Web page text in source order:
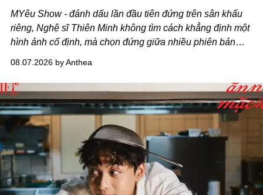
MYêu Show - đánh dấu lần đầu tiên đứng trên sân khấu
riêng, Nghệ sĩ Thiên Minh không tìm cách khẳng định một
hình ảnh cố định, mà chọn đứng giữa nhiều phiên bản
một bộ suit lụa - như một cách "take the risk" khác, ngoài
âm nhạc.
08.07.2026 by Anthea